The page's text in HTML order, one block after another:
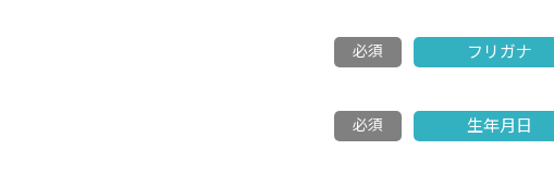
必須 フリガナ
必須 生年月日